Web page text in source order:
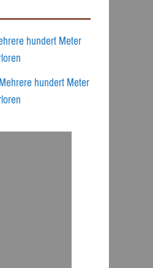
hundert Meter
hundert Meter